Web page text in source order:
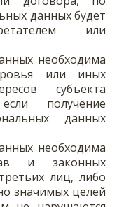
данных будет
или
необходима
или иных
субъекта
получение
данных
необходима
и законных
лиц, либо
значимых целей